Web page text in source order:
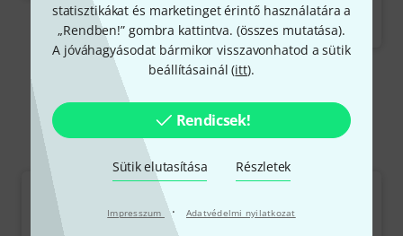
statisztikákat és marketinget érintő használatára a
„Rendben!” gombra kattintva. (összes mutatása).
A jóváhagyásodat bármikor visszavonhatod a sütik
beállításainál (itt).
Rendicsek!
Sütik elutasítása Részletek
Impresszum · Adatvédelmi nyilatkozat
Azonnal szállítható
Luci e green screen